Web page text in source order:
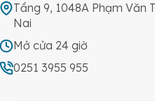
Tầng 9, 1048A Phạm Văn
Nai
Mở cửa 24 giờ
0251 3955 955